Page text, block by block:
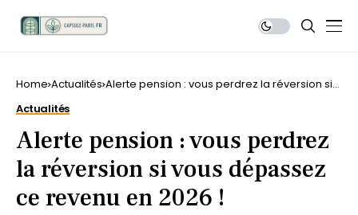
Home Actualités Alerte pension : vous perdrez la réversion si
Actualités
Alerte pension : vous perdrez
la réversion si vous dépassez
ce revenu en 2026 !